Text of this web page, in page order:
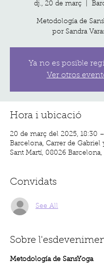
dj., 20 de març
Metodología de
por Sandra
Ya no es posible
Ver otros
Hora i ubicació
20 de març del 2025, 18:30
Barcelona, Carrer de Gabriel
Sant Martí, 08026 Barcelona,
Convidats
See All
Sobre
Metodología de SansYoga